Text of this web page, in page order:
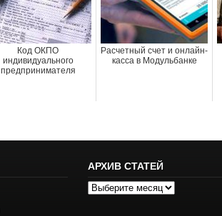
Код ОКПО
индивидуального
предпринимателя
Расчетный счет и онлайн-
касса в Модульбанке
АРХИВ СТАТЕЙ
Архив